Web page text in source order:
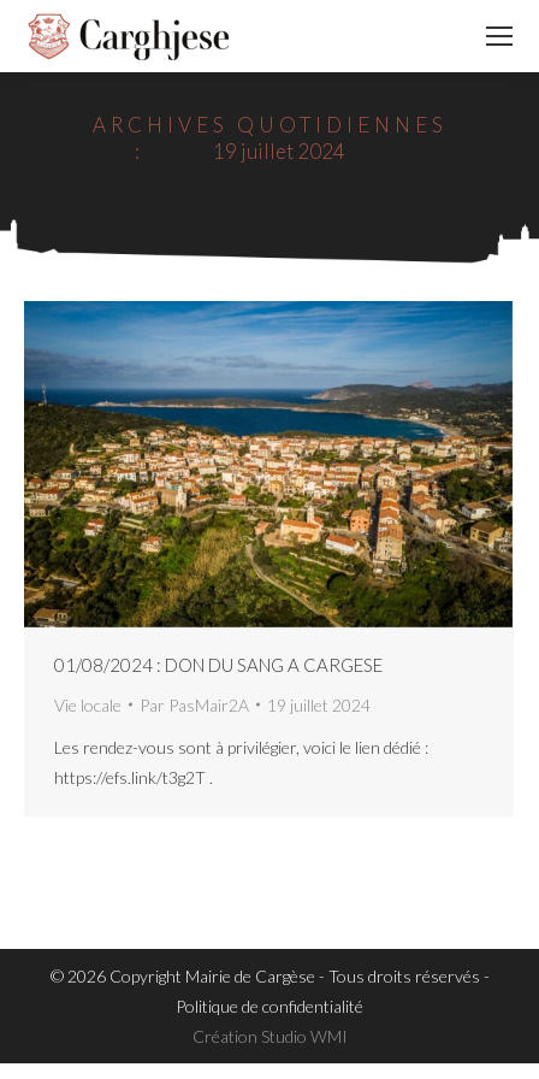
ARCHIVES QUOTIDIENNES
:
19 juillet 2024
01/08/2024 : DON DU SANG A CARGESE
Vie locale Par PasMair2A 19 juillet 2024
Les rendez-vous sont à privilégier, voici le lien dédié :
https://efs.link/t3g2T .
© 2026 Copyright Mairie de Cargèse - Tous droits réservés -
Politique de confidentialité
Création Studio WMI